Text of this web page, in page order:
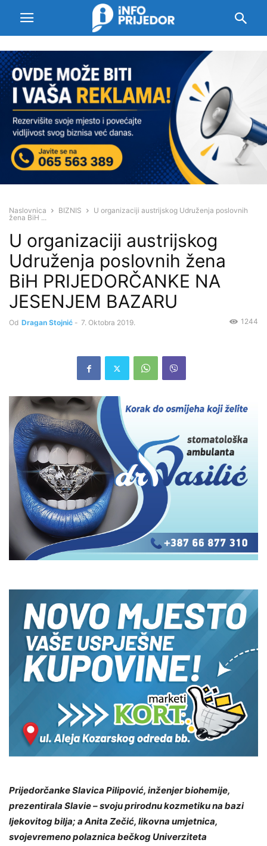
Naslovnica BIZNIS
U organizaciji austrijskog Udruženja poslovnih
žena BiH ...
U organizaciji austrijskog
Udruženja poslovnih žena
BiH PRIJEDORČANKE NA
JESENJEM BAZARU
Od Dragan Stojnić - 7. Oktobra 2019. 1244
Prijedorčanke Slavica Pilipović, inženjer biohemije,
prezentirala Slavie – svoju prirodnu kozmetiku na bazi
ljekovitog bilja; a Anita Zečić, likovna umjetnica,
svojevremeno polaznica bečkog Univerziteta